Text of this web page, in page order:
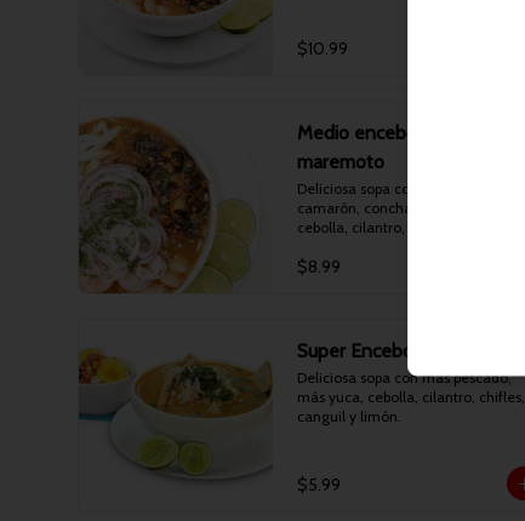
$10.99
Medio encebollado
maremoto
Deliciosa sopa con pescado,
camarón, concha, calamar, yuca,
cebolla, cilantro, chifles, canguil y
$8.99
Super Encebollado
Deliciosa sopa con más pescado,
más yuca, cebolla, cilantro, chifles,
canguil y limón.
$5.99